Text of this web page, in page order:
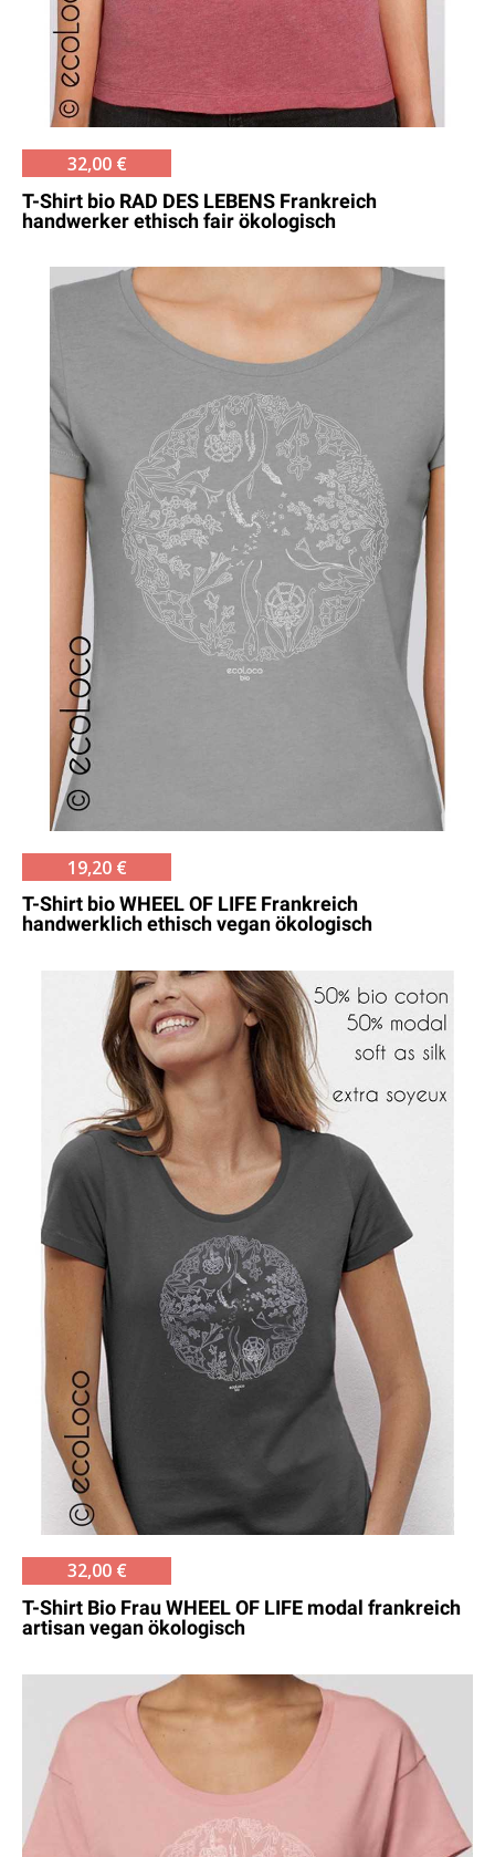
32,00 €
T-Shirt bio RAD DES LEBENS Frankreich
handwerker ethisch fair ökologisch
19,20 €
T-Shirt bio WHEEL OF LIFE Frankreich
handwerklich ethisch vegan ökologisch
32,00 €
T-Shirt Bio Frau WHEEL OF LIFE modal frankreich
artisan vegan ökologisch